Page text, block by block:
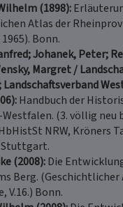
(1898)
Atlas der
Bonn.
Johanek, Peter;
Margret /
Landschaftsverband
Handbuch der
(3. völlig neu
NRW, Kröners
Stuttgart.
(2008) Die
Berg. (Geschichtlicher
V.16.) Bonn.